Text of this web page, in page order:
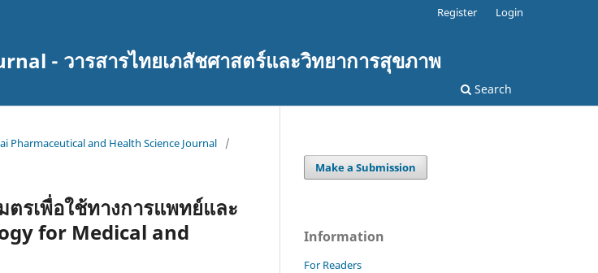
- วารสารไทยเภสัชศาสตร์และวิทยาการสุขภาพ
Search
Register Login
Pharmaceutical and Health Science Journal
/
รเพื่อใช้ทางการแพทย์และ
for Medical and
Make a Submission
Information
For Readers